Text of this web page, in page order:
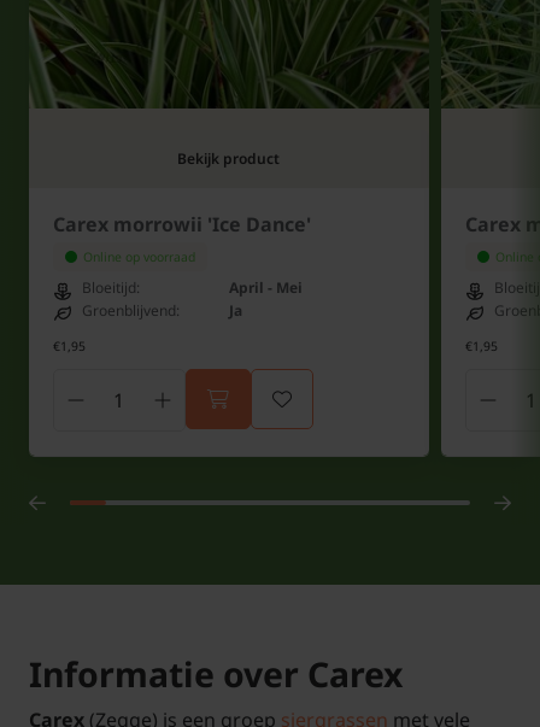
Bekijk product
Carex morrowii 'Ice Dance'
Online op voorraad
Bloeitijd:
April - Mei
Groenblijvend:
Ja
€1,95
Carex
Online
€1,95
Informatie over Carex
Carex (Zegge) is een groep siergrassen met vele